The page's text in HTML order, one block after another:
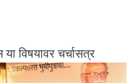
विषयावर चर्चासत्र